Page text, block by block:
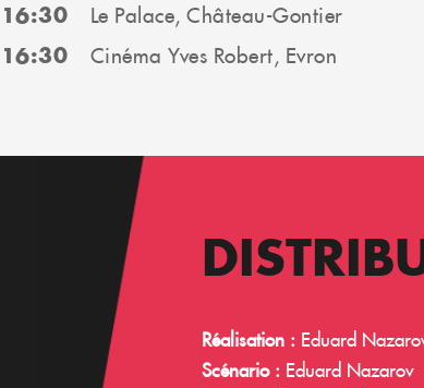
16:30 Le Palace, Château-Gontier
16:30 Cinéma Yves Robert, Evron
Réalisation : Eduard
Scénario : Eduard Nazarov